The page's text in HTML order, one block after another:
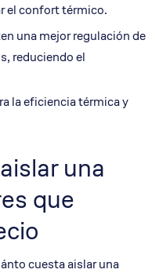
el confort térmico.
una mejor regulación de
reduciendo el
la eficiencia térmica y
una
que
cuesta aislar una